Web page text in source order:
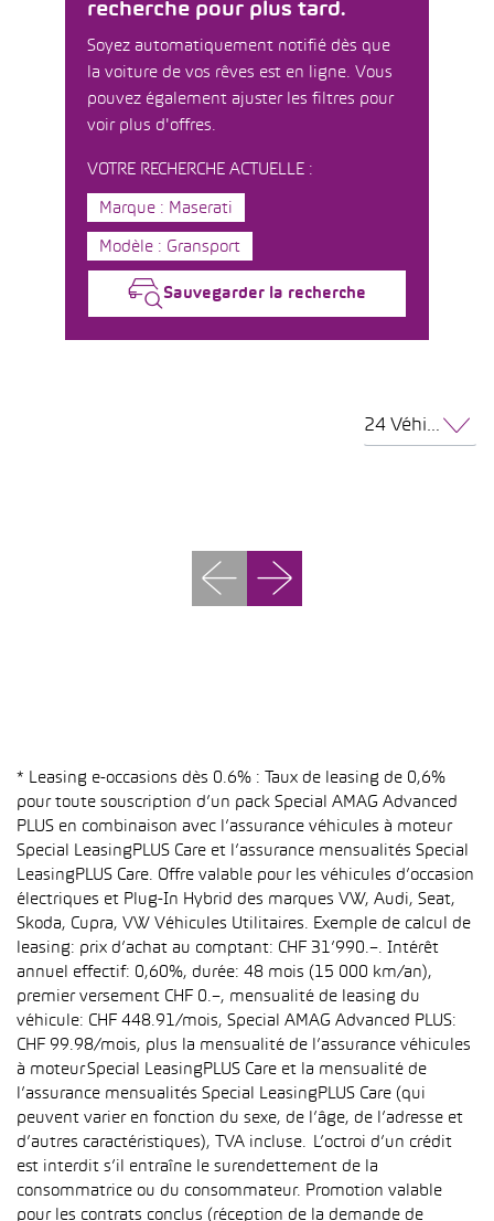
recherche pour plus tard.
Soyez automatiquement notifié dès que
la voiture de vos rêves est en ligne. Vous
pouvez également ajuster les filtres pour
voir plus d'offres.
VOTRE RECHERCHE ACTUELLE :
Marque : Maserati
Modèle : Gransport
Sauvegarder la recherche
24 Véhicules par page
* Leasing e-occasions dès 0.6% : Taux de leasing de 0,6%
pour toute souscription d’un pack Special AMAG Advanced
PLUS en combinaison avec l’assurance véhicules à moteur
Special LeasingPLUS Care et l’assurance mensualités Special
LeasingPLUS Care. Offre valable pour les véhicules d’occasion
électriques et Plug-In Hybrid des marques VW, Audi, Seat,
Skoda, Cupra, VW Véhicules Utilitaires. Exemple de calcul de
leasing: prix d’achat au comptant: CHF 31’990.–. Intérêt
annuel effectif: 0,60%, durée: 48 mois (15 000 km/an),
premier versement CHF 0.–, mensualité de leasing du
véhicule: CHF 448.91/mois, Special AMAG Advanced PLUS:
CHF 99.98/mois, plus la mensualité de l’assurance véhicules
à moteur Special LeasingPLUS Care et la mensualité de
l’assurance mensualités Special LeasingPLUS Care (qui
peuvent varier en fonction du sexe, de l’âge, de l’adresse et
d’autres caractéristiques), TVA incluse. L’octroi d’un crédit
est interdit s’il entraîne le surendettement de la
consommatrice ou du consommateur. Promotion valable
pour les contrats conclus (réception de la demande de